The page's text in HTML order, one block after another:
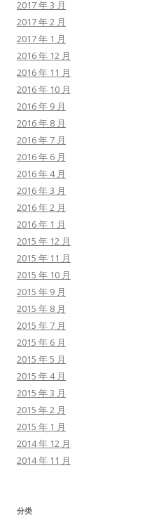
2017 年 3 月
2017 年 2 月
2017 年 1 月
2016 年 12 月
2016 年 11 月
2016 年 10 月
2016 年 9 月
2016 年 8 月
2016 年 7 月
2016 年 6 月
2016 年 4 月
2016 年 3 月
2016 年 2 月
2016 年 1 月
2015 年 12 月
2015 年 11 月
2015 年 10 月
2015 年 9 月
2015 年 8 月
2015 年 7 月
2015 年 6 月
2015 年 5 月
2015 年 4 月
2015 年 3 月
2015 年 2 月
2015 年 1 月
2014 年 12 月
2014 年 11 月
分类